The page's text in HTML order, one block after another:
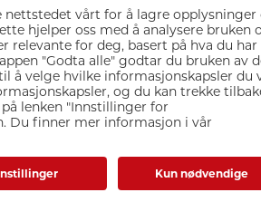
as Cold Shoe 1593 and Side
The right side features slots